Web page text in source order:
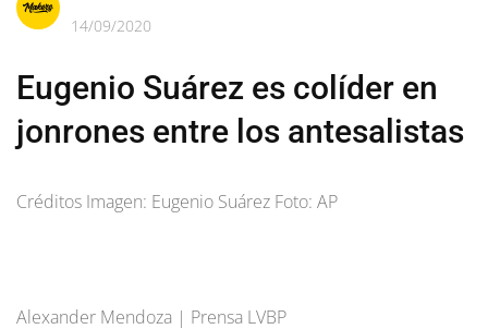
14/09/2020
Eugenio Suárez es colíder en
jonrones entre los antesalistas
Créditos Imagen: Eugenio Suárez Foto: AP
Alexander Mendoza | Prensa LVBP